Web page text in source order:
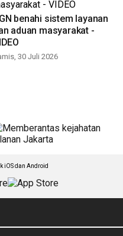
benahi sistem layanan
aduan masyarakat -
30 Juli 2026
iOS dan Android